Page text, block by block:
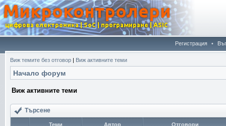
Регистрация •
Виж темите без отговор | Виж активните теми
Начало форум
Виж активните теми
Търсене
Теми Автор Отговори